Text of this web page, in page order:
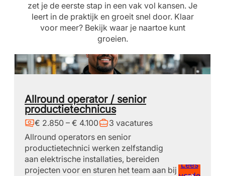
zet je de eerste stap in een vak vol kansen. Je
leert in de praktijk en groeit snel door. Klaar
voor meer? Bekijk waar je naartoe kunt
groeien.
Allround operator / senior
productietechnicus
€ 2.850 – € 4.100
3 vacatures
Allround operators en senior
productietechnici werken zelfstandig
aan elektrische installaties, bereiden
projecten voor en sturen het team aan bij
Lees